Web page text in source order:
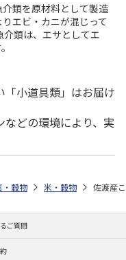
類を原材料として製造
エビ・カニが混じって
類は、エサとしてエ
「小道具類」はお届け
どの環境により、実
・穀物 米・穀物 佐渡産
ご質問